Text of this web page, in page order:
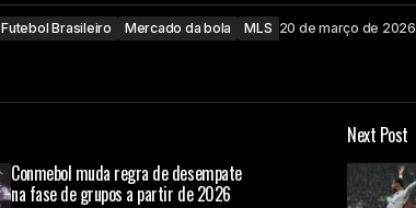
Futebol Brasileiro Mercado da bola MLS 20 de março de 2026
Conmebol muda regra de desempate
na fase de grupos a partir de 2026
Next Post